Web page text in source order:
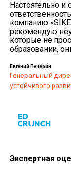
Настоятельно и
компанию
рекомендую
которые не
образовании,
Евгений Печёрин
Генеральный
устойчивого
Экспертная